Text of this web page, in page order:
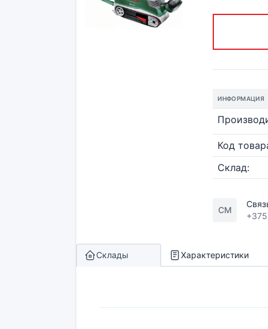
ИНФОРМАЦИЯ
Код
Склад:
СМ
Склады Характеристики